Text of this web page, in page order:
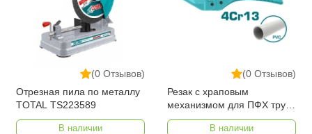
(0 Отзывов)
Отрезная пила по металлу
TOTAL TS223589
В наличии
(0 Отзывов)
Резак с храповым
механизмом для ПФХ труб
TOTAL THT534216
В наличии